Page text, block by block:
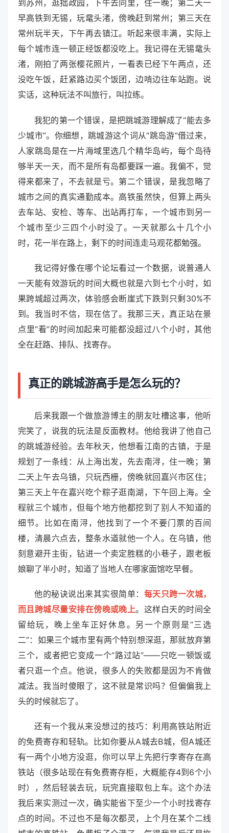
到苏州，逛拙政园，下午去同里，住一晚；第二天一
早高铁到无锡，玩鼋头渚，傍晚赶到常州；第三天在
常州玩半天，下午再去镇江。听起来很丰满，实际上
每个城市连一顿正经饭都没吃上。我记得在无锡鼋头
渚，刚拍了两张樱花照片，一看表已经下午两点，还
没吃午饭，赶紧路边买个饭团，边啃边往车站跑。说
实话，这种玩法不叫旅行，叫拉练。
我犯的第一个错误，是把跳城游理解成了“能去多
少城市”。你细想，跳城游这个词从“跳岛游”借过来，
人家跳岛是在一片海域里选几个精华岛屿，每个岛待
够半天一天，而不是所有岛都要踩一遍。我偏不，觉
得来都来了，不去就是亏。第二个错误，是我忽略了
城市之间的真实通勤成本。高铁虽然快，但算上两头
去车站、安检、等车、出站再打车，一个城市到另一
个城市至少三四个小时没了。一天就那么十几个小
时，花一半在路上，剩下的时间连走马观花都勉强。
我记得好像在哪个论坛看过一个数据，说普通人
一天能有效游玩的时间大概也就是六到七个小时，如
果跨城超过两次，体验感会断崖式下跌到只剩30%不
到。我当时不信，现在信了。我那三天，真正站在景
点里“看”的时间加起来可能都没超过八个小时，其他
全在赶路、排队、找寄存。
真正的跳城游高手是怎么玩的？
后来我跟一个做旅游博主的朋友吐槽这事，他听
完笑了，说我的玩法是反面教材。他给我讲了他自己
的跳城游经验。去年秋天，他想看江南的古镇，于是
规划了一条线：从上海出发，先去南浔，住一晚；第
二天上午去乌镇，只玩西栅，傍晚就回嘉兴市区住；
第三天上午在嘉兴吃个粽子逛南湖，下午回上海。全
程就三个城市，但每个地方他都挖到了别人不知道的
细节。比如在南浔，他找到了一个不要门票的百间
楼，清晨六点去，整条水道就他一个人。在乌镇，他
刻意避开主街，钻进一个卖定胜糕的小巷子，跟老板
娘聊了半小时，知道了当地人在哪家面馆吃早餐。
他的秘诀说出来其实很简单： 每天只跨一次城，
而且跨城尽量安排在傍晚或晚上。这样白天的时间全
留给玩，晚上坐车正好休息。另一个原则是“三选
二”：如果三个城市里有两个特别想深逛，那就放弃第
三个，或者把它变成一个“路过站”——只吃一顿饭或
者只逛一个点。他说，很多人的失败都是因为不肯做
减法。我当时傻眼了，这不就是常识吗？但偏偏我上
头的时候就忘了。
还有一个我从来没想过的技巧：利用高铁站附近
的免费寄存和轻轨。比如你要从A城去B城，但A城还
有一两个小地方没逛，你可以早上先把行李寄存在高
铁站（很多站现在有免费寄存柜，大概能存4到6个小
时），然后轻装去玩，玩完直接取包上车。这个办法
我后来实测过一次，确实能省下至少一个小时找寄存
点的时间。不过也不是每次都灵，上个月在某个二线